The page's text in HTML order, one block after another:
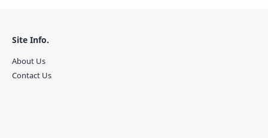
Site Info.
About Us
Contact Us